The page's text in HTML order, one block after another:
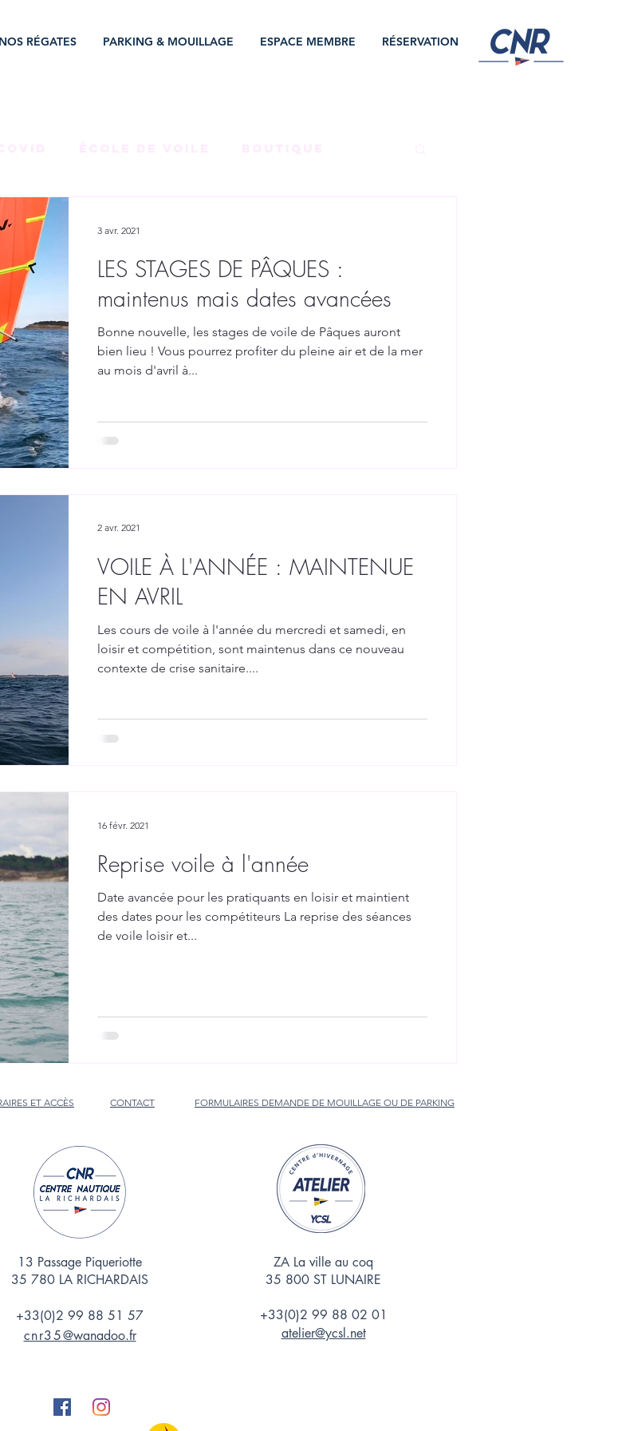
NOS RÉGATES PARKING & MOUILLAGE ESPACE MEMBRE RÉSERVATION
TEAMS COMPET'
CNR BÉNÉVOLES EMPLOI
LOCATION RAID ÉMÉRAUDE
LES STAGES DE PÂQUES :
maintenus mais dates avancées
Bonne nouvelle, les stages de voile de Pâques auront
bien lieu ! Vous pourrez profiter du pleine air et de la mer
au mois d'avril à...
3 avr. 2021
VOILE À L'ANNÉE : MAINTENUE
EN AVRIL
Les cours de voile à l'année du mercredi et samedi, en
loisir et compétition, sont maintenus dans ce nouveau
contexte de crise sanitaire....
2 avr. 2021
Reprise voile à l'année
Date avancée pour les pratiquants en loisir et maintient
des dates pour les compétiteurs La reprise des séances
de voile loisir et...
16 févr. 2021
ET ACCÈS FORMULAIRES DEMANDE DE MOUILLAGE OU DE PARKING
CONTACT
13 Passage Piqueriotte
35 780 LA RICHARDAIS
+33(0)2 99 88 51 57
cnr35@wanadoo.fr
ZA La ville au coq
35 800 ST LUNAIRE
+33(0)2 99 88 02 01
atelier@ycsl.net